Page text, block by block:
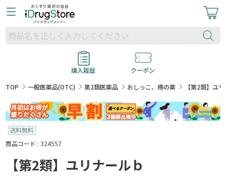
購入履歴
クーポン
TOP
一般医薬品(OTC) 第2類医薬品 おしっこ、痔の薬 【第2類】ユ
商品コード : 324557
【第2類】ユリナールｂ